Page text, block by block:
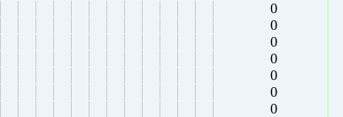
0
0
0
0
0
0
0